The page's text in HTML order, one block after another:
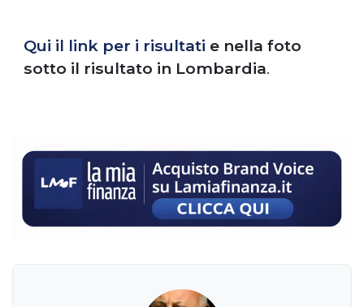
Qui il link per i risultati e nella foto
sotto il risultato in Lombardia.